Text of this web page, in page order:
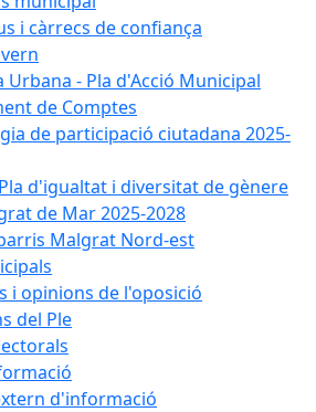
i càrrecs de confiança
Urbana - Pla d'Acció Municipal
de Comptes
de participació ciutadana 2025-
d'igualtat i diversitat de gènere
de Mar 2025-2028
Malgrat Nord-est
i opinions de l'oposició
del Ple
d'informació